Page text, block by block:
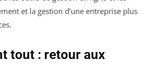
et la gestion d’une entreprise plus
tout : retour aux